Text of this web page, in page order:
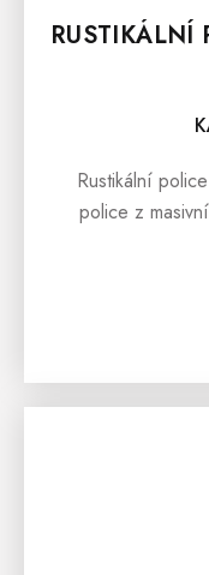
RUSTIKÁLNÍ
Rustikální
police z